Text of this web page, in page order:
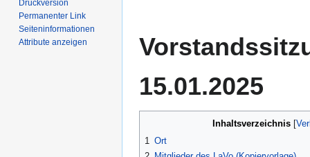
15.01.2025
Inhaltsverzeichnis
1 Ort
Druckversion
Permanenter Link
Seiten­­informationen
Attribute anzeigen